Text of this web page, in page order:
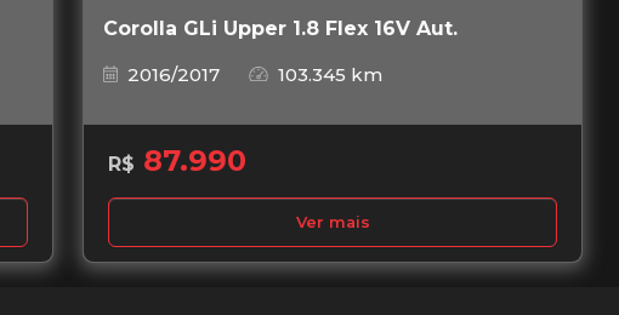
Corolla GLi Upper 1.8 Flex 16V Aut.
2016/2017
103.345 km
R$ 87.990
Ver mais